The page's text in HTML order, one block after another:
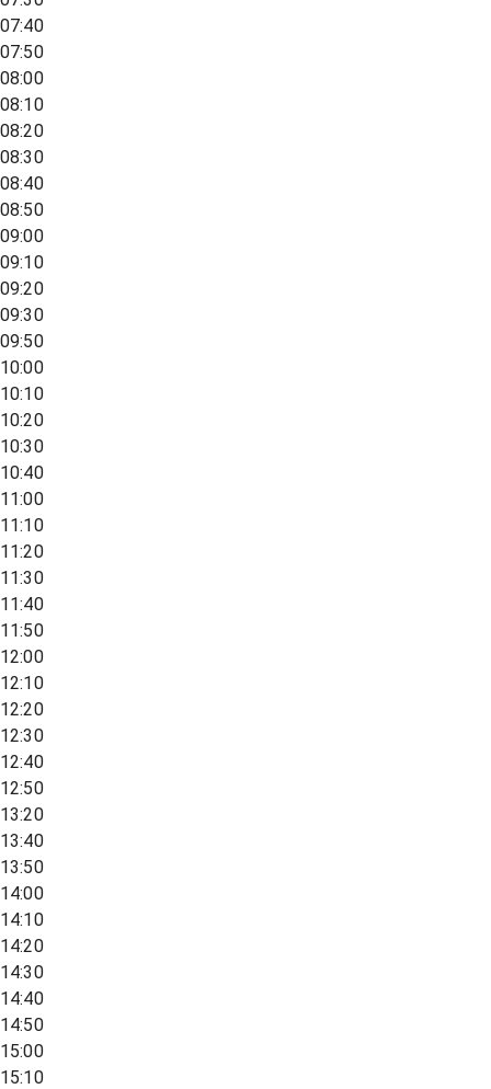
07:40
07:50
08:00
08:10
08:20
08:30
08:40
08:50
09:00
09:10
09:20
09:30
09:50
10:00
10:10
10:20
10:30
10:40
11:00
11:10
11:20
11:30
11:40
11:50
12:00
12:10
12:20
12:30
12:40
12:50
13:20
13:40
13:50
14:00
14:10
14:20
14:30
14:40
14:50
15:00
15:10